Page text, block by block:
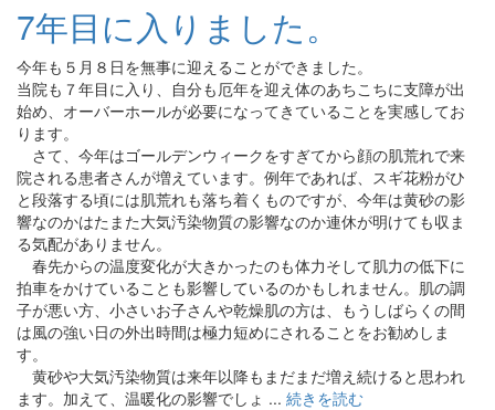
7年目に入りました。
今年も５月８日を無事に迎えることができました。
当院も７年目に入り、自分も厄年を迎え体のあちこちに支障が出
始め、オーバーホールが必要になってきていることを実感してお
ります。
さて、今年はゴールデンウィークをすぎてから顔の肌荒れで来
院される患者さんが増えています。例年であれば、スギ花粉がひ
と段落する頃には肌荒れも落ち着くものですが、今年は黄砂の影
響なのかはたまた大気汚染物質の影響なのか連休が明けても収ま
る気配がありません。
春先からの温度変化が大きかったのも体力そして肌力の低下に
拍車をかけていることも影響しているのかもしれません。肌の調
子が悪い方、小さいお子さんや乾燥肌の方は、もうしばらくの間
は風の強い日の外出時間は極力短めにされることをお勧めしま
す。
黄砂や大気汚染物質は来年以降もまだまだ増え続けると思われ
ます。加えて、温暖化の影響でしょ ... 続きを読む